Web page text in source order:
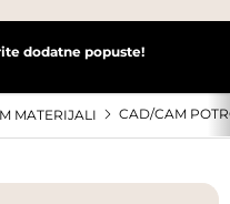
dodatne popuste!
MATERIJALI CAD/CAM